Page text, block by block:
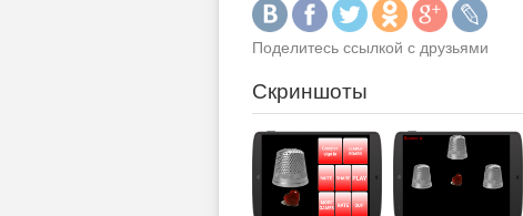
Поделитесь ссылкой с друзьями
Скриншоты